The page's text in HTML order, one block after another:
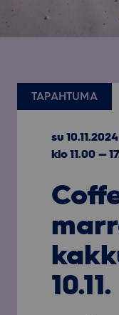
TAPAHTUMA
su 10.11.2024
klo 11.00 —
10.11.